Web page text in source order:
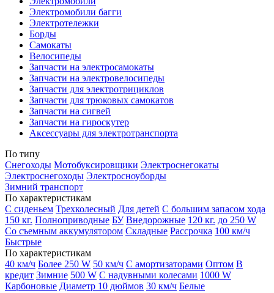
Электромобили багги
Электротележки
Борды
Самокаты
Велосипеды
Запчасти на электросамокаты
Запчасти на электровелосипеды
Запчасти для электротрициклов
Запчасти для трюковых самокатов
Запчасти на сигвей
Запчасти на гироскутер
Аксессуары для электротранспорта
По типу
Снегоходы Мотобуксировщики Электроснегокаты
Электроснегоходы Электросноуборды
Зимний транспорт
По характеристикам
С сиденьем Трехколесный Для детей С большим запасом хода
150 кг. Полноприводные БУ Внедорожные 120 кг. до 250 W
Со съемным аккумулятором Складные Рассрочка 100 км/ч
Быстрые
По характеристикам
40 км/ч Более 250 W 50 км/ч С амортизаторами Оптом В
кредит Зимние 500 W С надувными колесами 1000 W
Карбоновые Диаметр 10 дюймов 30 км/ч Белые